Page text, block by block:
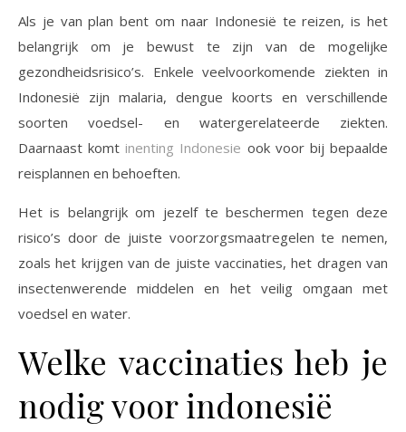
Als je van plan bent om naar Indonesië te reizen, is het
belangrijk om je bewust te zijn van de mogelijke
gezondheidsrisico’s. Enkele veelvoorkomende ziekten in
Indonesië zijn malaria, dengue koorts en verschillende
soorten voedsel- en watergerelateerde ziekten.
Daarnaast komt inenting Indonesie ook voor bij bepaalde
reisplannen en behoeften.
Het is belangrijk om jezelf te beschermen tegen deze
risico’s door de juiste voorzorgsmaatregelen te nemen,
zoals het krijgen van de juiste vaccinaties, het dragen van
insectenwerende middelen en het veilig omgaan met
voedsel en water.
Welke vaccinaties heb je
nodig voor indonesië